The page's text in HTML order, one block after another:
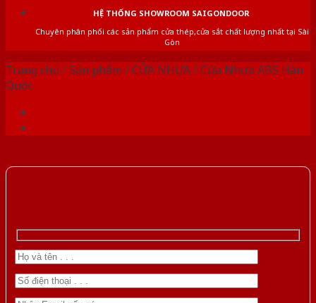
HỆ THỐNG SHOWROOM SAIGONDOOR
Chuyên phân phối các sản phẩm cửa thép,cửa sắt chất lượng nhất tại Sài
Gòn
Trang chủ /Sản phẩm /CỬA NHỰA/Cửa Nhựa ABS Hàn
Quốc